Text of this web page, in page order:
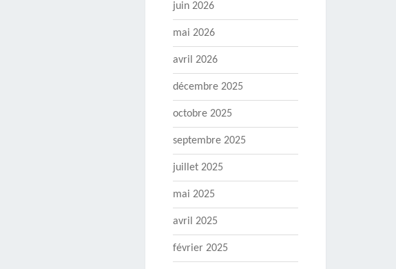
juin 2026
mai 2026
avril 2026
décembre 2025
octobre 2025
septembre 2025
juillet 2025
mai 2025
avril 2025
février 2025